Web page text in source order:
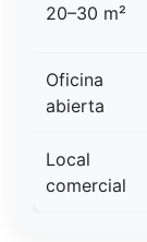
20–30 m²
Oficina
abierta
Local
comercial